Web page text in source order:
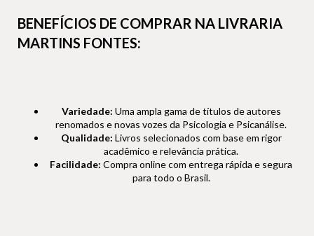
BENEFÍCIOS DE COMPRAR NA LIVRARIA
MARTINS FONTES:
Variedade: Uma ampla gama de títulos de autores
renomados e novas vozes da Psicologia e Psicanálise.
Qualidade: Livros selecionados com base em rigor
acadêmico e relevância prática.
Facilidade: Compra online com entrega rápida e segura
para todo o Brasil.